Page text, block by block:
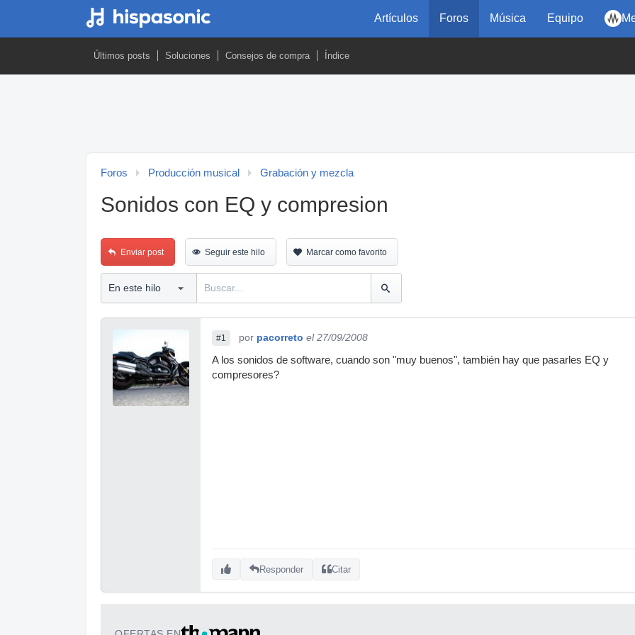
Artículos Foros Música Equipo
Últimos posts Soluciones Consejos de compra Índice
Foros Producción musical Grabación y mezcla
Sonidos con EQ y compresion
Enviar post Seguir este hilo Marcar como favorito
#1 por pacorreto el 27/09/2008
A los sonidos de software, cuando son "muy buenos", también hay que pasarles EQ y
compresores?
Responder Citar